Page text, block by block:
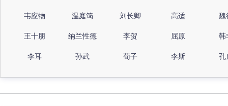
韦应物 温庭筠 刘长卿 高适 魏
王十朋 纳兰性德 李贺 屈原 韩
李耳 孙武 荀子 李斯 孔